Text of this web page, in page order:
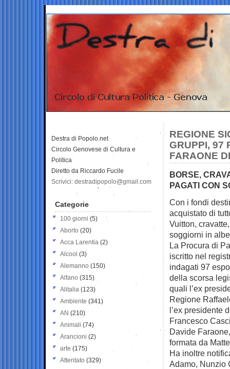
REGIONE
GRUPPI, 97
FARAONE
BORSE,
PAGATI CON
Con i fondi
acquistato di
Vuitton,
soggiorni in
La Procura di
iscritto nel
indagati 97
della scorsa
quali l’ex
Regione
l’ex presidente
Francesco
Davide
formata da
Ha inoltre
Adamo, Nunzio
Destra di Popolo.net
Circolo Genovese di Cultura e
Politica
Diretto da Riccardo Fucile
Scrivici: destradipopolo@gmail.com
Categorie
100 giorni (5)
Aborto (20)
Acca Larentia (2)
Alcool (3)
Alemanno (150)
Alfano (315)
Alitalia (123)
Ambiente (341)
AN (210)
Animali (74)
Arancioni (2)
arte (175)
Attentato (329)